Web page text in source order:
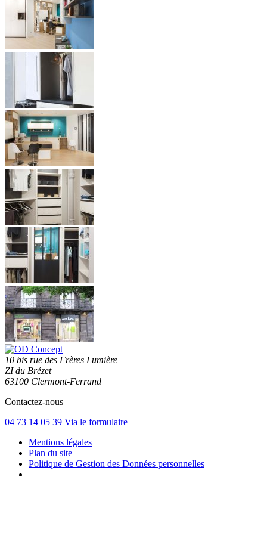
10 bis rue des Frères Lumière
ZI du Brézet
63100 Clermont-Ferrand
Contactez-nous
04 73 14 05 39 Via le formulaire
Mentions légales
Plan du site
Politique de Gestion des Données personnelles